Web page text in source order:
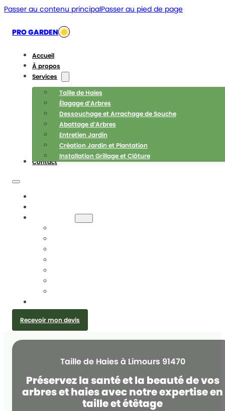
Passer au contenu principalPasser au pied de page
PRO GARDEN
Accueil
À propos
Services
Taille de Haies
Élagage d’Arbres
Dessouchage et Arrachage de Souche
Abattage d’Arbres
Entretien Jardin
Création Jardin et Plantation
Installation Grillage et Clôture
Contact
Recevoir mon devis
Taille de Haies à Limours 91470
Préservez la santé et la beauté de vos
arbres et haies avec notre expertise en
taille et étêtage